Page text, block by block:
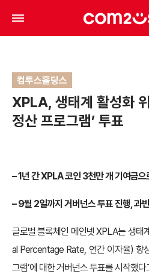
컴투스홀딩스
XPLA, 생태계 활성화
정산 프로그램’ 투표
– 1년 간 XPLA 코인 3천만 개 기여금
– 9월 2일까지 거버넌스 투표 진행, 과
글로벌 블록체인 메인넷 XPLA는 생태
al Percentage Rate, 연간 이자율) 향
그램’에 대한 거버넌스 투표를 시작했